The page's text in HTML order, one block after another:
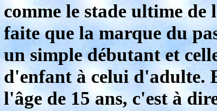
comme le stade ultime
faite que la marque du
un simple débutant et
d'enfant à celui d'adulte.
l'âge de 15 ans, c'est à